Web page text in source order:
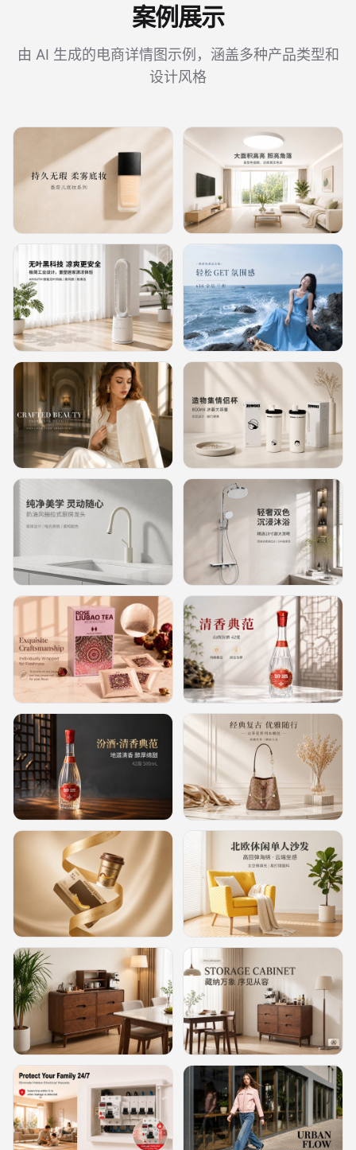
案例展示
由 AI 生成的电商详情图示例，涵盖多种产品类型和
设计风格